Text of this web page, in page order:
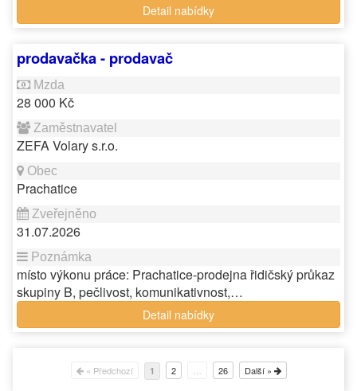
Detail nabídky
prodavačka - prodavač
28 000 Kč
ZEFA Volary s.r.o.
Prachatice
31.07.2026
místo výkonu práce: Prachatice-prodejna řidičský průkaz
skupiny B, pečlivost, komunikativnost,…
Detail nabídky
« Předchozí 1 2 26 Další »